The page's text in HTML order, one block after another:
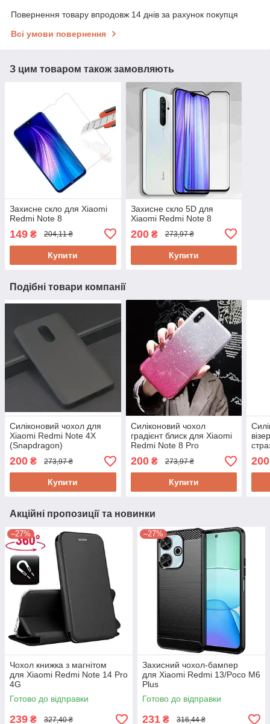
Повернення товару впродовж 14 днів за рахунок покупця
Всі умови повернення
З цим товаром також замовляють
Захисне скло для Xiaomi
Redmi Note 8
149 ₴ 204,11 ₴
Купити
Захисне скло 5D для
Xiaomi Redmi Note 8
200₴ 273,97 ₴
Купити
Подібні товари компанії
Силіконовий чохол для
Xiaomi Redmi Note 4X
(Snapdragon)
200 ₴ 273,97 ₴
Купити
Силіконовий чохол
градієнт блиск для Xiaomi
Redmi Note 8 Pro
200₴ 273,97 ₴
Купити
200
Акційні пропозиції та новинки
–27%
Чохол книжка з магнітом
для Xiaomi Redmi Note 14 Pro
4G
Готово до відправки
239 ₴ 327,40 ₴
–27%
Захисний чохол-бампер
для Xiaomi Redmi 13/Poco M6
Plus
Готово до відправки
231 ₴ 316,44 ₴